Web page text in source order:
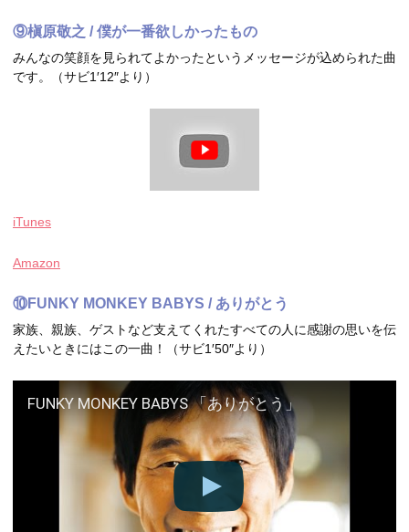
⑨槇原敬之 / 僕が一番欲しかったもの
みんなの笑顔を見られてよかったというメッセージが込められた曲
です。（サビ1′12″より）
iTunes
Amazon
⑩FUNKY MONKEY BABYS / ありがとう
家族、親族、ゲストなど支えてくれたすべての人に感謝の思いを伝
えたいときにはこの一曲！（サビ1′50″より）
FUNKY MONKEY BABYS 「ありがとう」